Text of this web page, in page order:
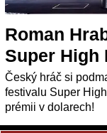
Roman
Super High
Český hráč si
festivalu Super
prémii v dolarech!